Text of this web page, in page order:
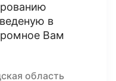
в
Вам
область